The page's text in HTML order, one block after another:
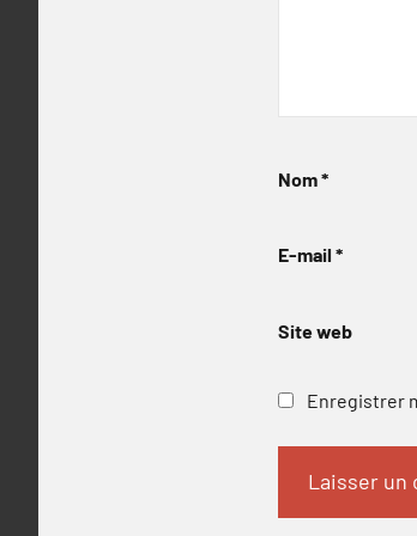
Nom*
E-mail *
Site web
Enregistrer